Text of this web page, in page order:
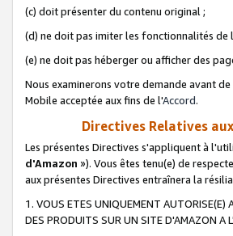
(c) doit présenter du contenu original ;
(d) ne doit pas imiter les fonctionnalités
(e) ne doit pas héberger ou afficher des
Nous examinerons votre demande avant
Mobile acceptée aux fins de l'Accord.
Directives Relatives
Les présentes Directives s'appliquent à
d'Amazon »). Vous êtes tenu(e) de
aux présentes Directives entraînera la
1. VOUS ETES UNIQUEMENT AUTORISE(E)
DES PRODUITS SUR UN SITE D'AMAZON A